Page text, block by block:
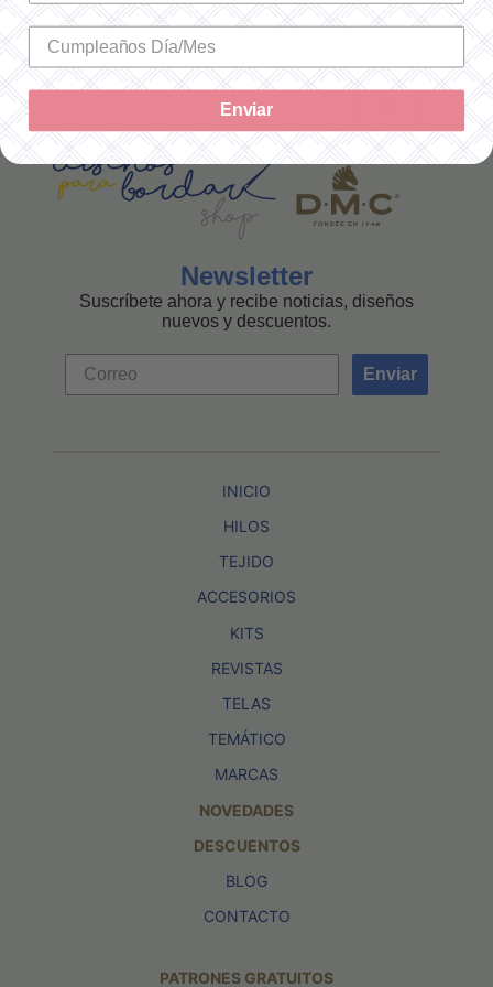
SOLO ENVÍOS A LA REPÚBLICA
MEXICANA
Newsletter
Suscríbete ahora y recibe noticias, diseños
nuevos y descuentos.
Enviar
INICIO
HILOS
TEJIDO
ACCESORIOS
KITS
REVISTAS
TELAS
TEMÁTICO
MARCAS
NOVEDADES
DESCUENTOS
BLOG
CONTACTO
PATRONES GRATUITOS
Enviar